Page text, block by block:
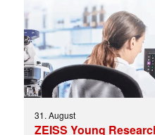
31. August
ZEISS Young